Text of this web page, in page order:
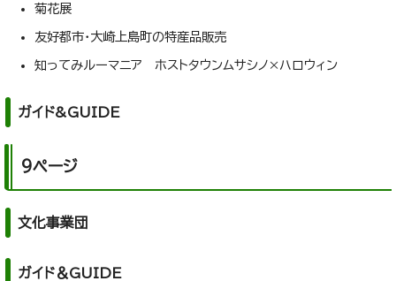
菊花展
友好都市・大崎上島町の特産品販売
知ってみルーマニア ホストタウンムサシノ×ハロウィン
ガイド&GUIDE
9ページ
文化事業団
ガイド＆GUIDE